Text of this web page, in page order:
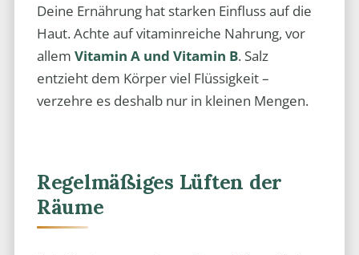
Deine Ernährung hat starken Einfluss auf die
Haut. Achte auf vitaminreiche Nahrung, vor
allem Vitamin A und Vitamin B. Salz
entzieht dem Körper viel Flüssigkeit –
verzehre es deshalb nur in kleinen Mengen.
Regelmäßiges Lüften der
Räume